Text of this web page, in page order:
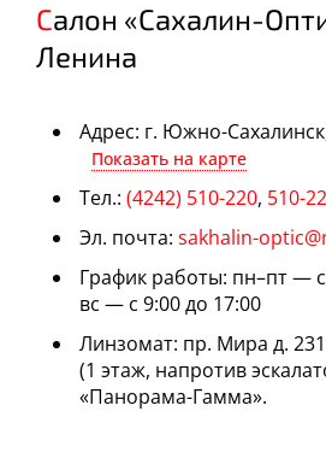
Салон «Сахалин-Оптик» на ул.
Ленина
Адрес: г. Южно-
Показать на карте
Тел.: (4242) 510-220, 510-
Эл. почта: sakhalin-
График работы: пн–пт —
вс — с 9:00 до 17:00
Линзомат: пр. Мира д.
(1 этаж, напротив
«Панорама-Гамма».